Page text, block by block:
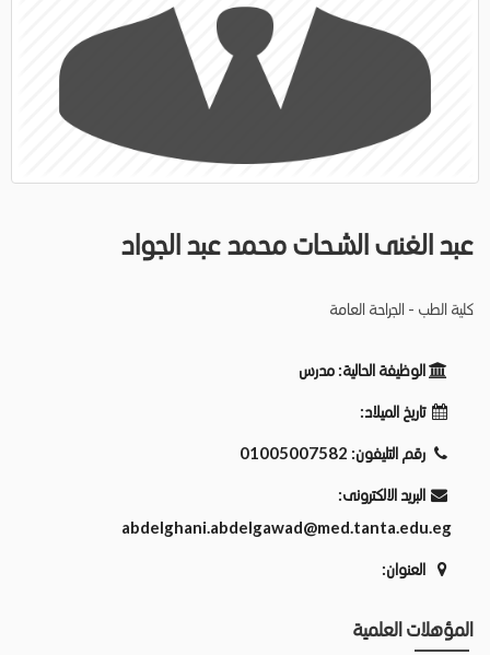
عبد الغنى الشحات محمد عبد الجواد
كلية الطب - الجراحة العامة
الوظيفة الحالية: مدرس
تاريخ الميلاد:
رقم التليفون: 01005007582
البريد الالكترونى:
abdelghani.abdelgawad@med.tanta.edu.eg
العنوان:
المؤهلات العلمية